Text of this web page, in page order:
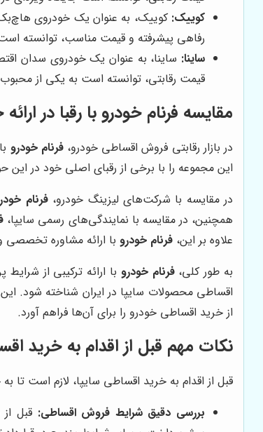
کوییک: کوییک، به عنوان یک خودروی
رفاهی پیشرفته و قیمت مناسب، توانسته
ساینا: ساینا، به عنوان یک خودروی سدان
قیمت رقابتی، توانسته است به یکی از
مقایسه فرنام خودرو با رقبا در
در بازار رقابتی فروش اقساطی خودرو،فرنام خودرو
این مجموعه را با برخی از رقبای اصلی خود در این
در مقایسه با شرکت‌های لیزینگ خودرو،فرنام
همچنین، در مقایسه با نمایندگی‌های رسمی سایپا،
علاوه بر این، فرنام خودروبا ارائه مشاوره تخصصی
به طور کلی،فرنام خودرو با ارائه ترکیبی از
اقساطی محصولات سایپا در ایران شناخته شود.
از خرید اقساطی خودرو را برای آن‌ها فراهم آورد.
نکات مهم قبل از اقدام به خرید
قبل از اقدام به خرید اقساطی سایپا، لازم است تا
بررسی دقیق شرایط فروش اقساطی: قبل